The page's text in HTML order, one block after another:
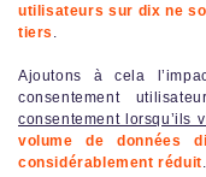
utilisateurs sur dix ne
tiers .
Ajoutons à cela
consentement
consentement lorsqu’ils
volume de données
considérablement réduit.